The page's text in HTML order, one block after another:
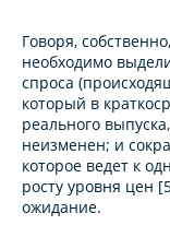
Говоря,
необходимо
спроса
который в
реального
неизменен; и
которое ведет к
росту уровня цен
ожидание.